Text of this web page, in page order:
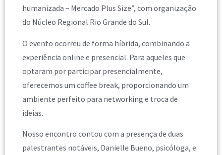
humanizada – Mercado Plus Size”, com organização
do Núcleo Regional Rio Grande do Sul.
O evento ocorreu de forma híbrida, combinando a
experiência online e presencial. Para aqueles que
optaram por participar presencialmente,
oferecemos um coffee break, proporcionando um
ambiente perfeito para networking e troca de
ideias.
Nosso encontro contou com a presença de duas
palestrantes notáveis, Danielle Bueno, psicóloga, e